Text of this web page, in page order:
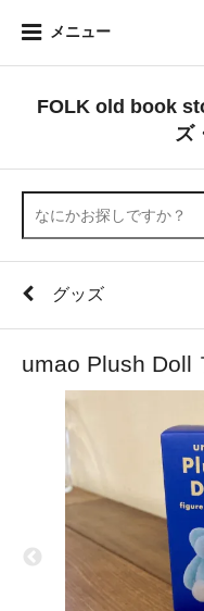
メニュー
FOLK old book
ズ
グッズ
umao Plush Doll